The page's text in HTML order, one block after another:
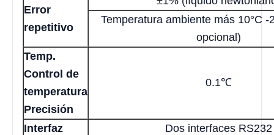
Error
repetitivo
Temperatura ambiente más 10°C -
opcional)
Temp.
Control de
temperatura
Precisión
0.1℃
Interfaz Dos interfaces RS232